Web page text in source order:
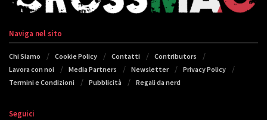
Naviga nel sito
Chi Siamo Cookie Policy Contatti
Contributors
Lavora con noi
Media Partners Newsletter
Privacy Policy
Termini e Condizioni
Pubblicità Regali da nerd
Seguici